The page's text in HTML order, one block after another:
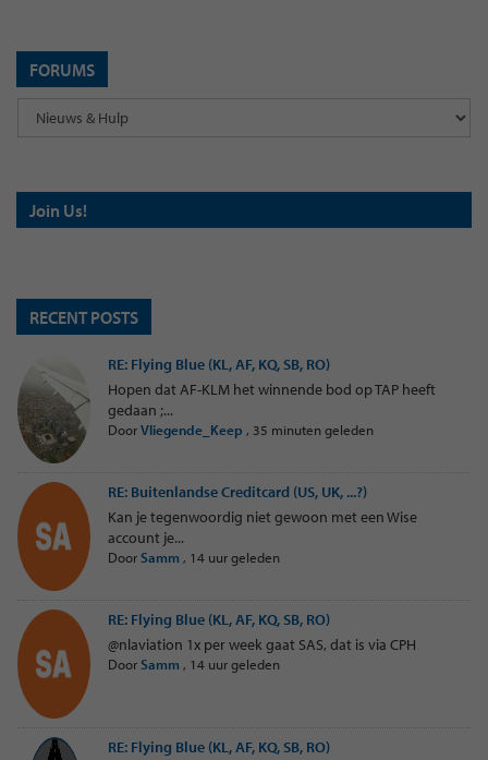
FORUMS
Join Us!
RECENT POSTS
RE: Flying Blue (KL, AF, KQ, SB, RO)
Hopen dat AF-KLM het winnende bod op TAP heeft
gedaan ;...
DoorVliegende_Keep , 35 minuten geleden
RE: Buitenlandse Creditcard (US, UK, ...?)
Kan je tegenwoordig niet gewoon met een Wise
account je...
DoorSamm , 14 uur geleden
RE: Flying Blue (KL, AF, KQ, SB, RO)
@nlaviation 1x per week gaat SAS, dat is via CPH
DoorSamm , 14 uur geleden
RE: Flying Blue (KL, AF, KQ, SB, RO)